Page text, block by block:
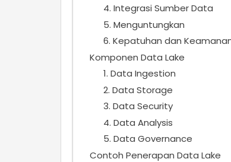
4. Integrasi Sumber Data
5. Menguntungkan
6. Kepatuhan dan
Komponen Data Lake
1. Data Ingestion
2. Data Storage
3. Data Security
4. Data Analysis
5. Data Governance
Contoh Penerapan Data Lake